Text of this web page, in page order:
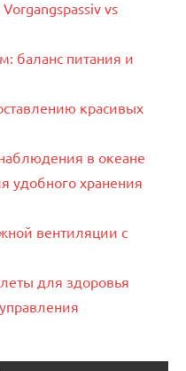
vs
баланс питания и
красивых
в океане
удобного хранения
вентиляции с
для здоровья